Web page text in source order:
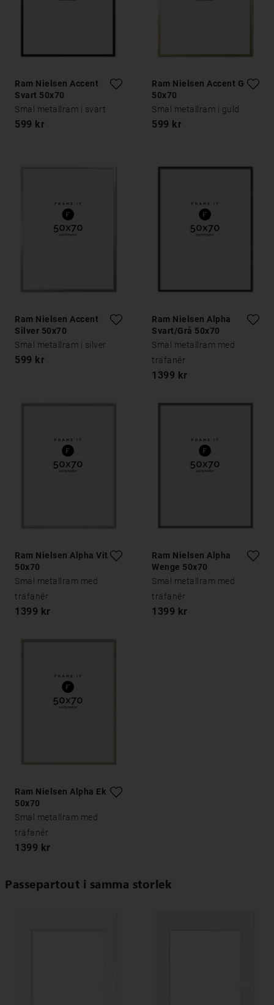
Ram Nielsen Accent
Svart 50x70
Smal metallram i svart
599 kr
Ram Nielsen Accent Guld
50x70
Smal metallram i guld
599 kr
Ram Nielsen Accent
Silver 50x70
Smal metallram i silver
599 kr
Ram Nielsen Alpha
Svart/Grå 50x70
Smal metallram med
träfanér
1399 kr
Ram Nielsen Alpha Vit Ek
50x70
Smal metallram med
träfanér
1399 kr
Ram Nielsen Alpha
Wenge 50x70
Smal metallram med
träfanér
1399 kr
Ram Nielsen Alpha Ek
50x70
Smal metallram med
träfanér
1399 kr
Passepartout i samma storlek